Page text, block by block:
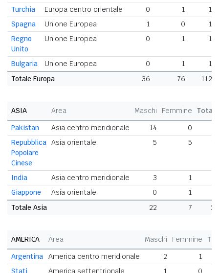
Turchia
Europa centro orientale 0 1
1
Spagna
Unione Europea 1 0
1
Regno
Unito
Unione Europea 0 1 1
Bulgaria Unione Europea 0 1
1
Totale Europa
36 76 112
ASIA Area Maschi Femmine
Totale
Pakistan
Asia centro meridionale 14 0
Repubblica
Popolare
Cinese
Asia orientale 5 5
India Asia centro meridionale 3 1
Giappone
Asia orientale 0 1
Totale Asia
22 7 29
AMERICA Area Maschi Femmine
Argentina
America centro meridionale 2
1
Stati
America settentrionale 1 0